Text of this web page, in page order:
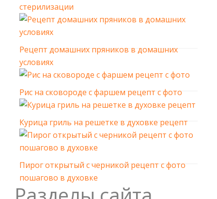
стерилизации
Рецепт домашних пряников в домашних
условиях
Рис на сковороде с фаршем рецепт с фото
Курица гриль на решетке в духовке рецепт
Пирог открытый с черникой рецепт с фото
пошагово в духовке